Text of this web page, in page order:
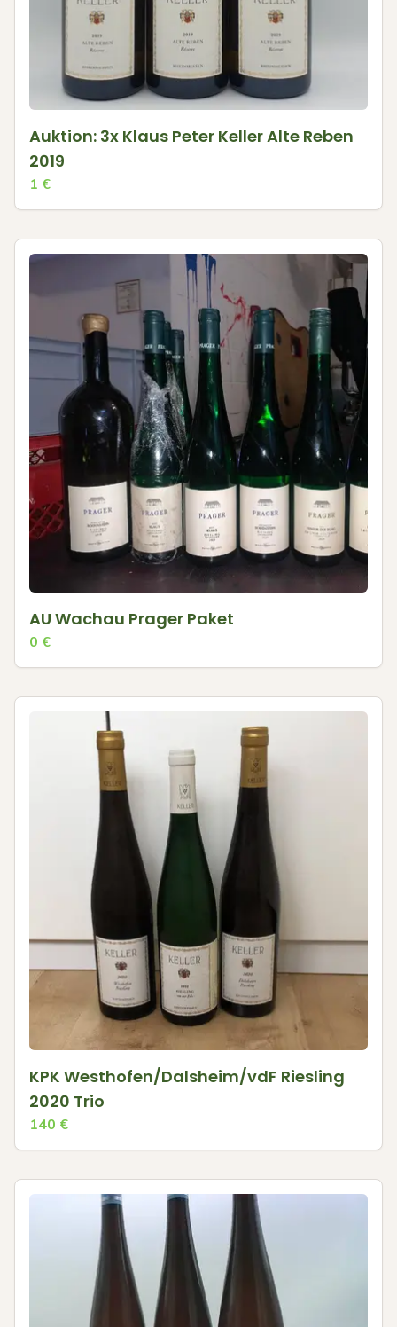
Auktion: 3x Klaus Peter Keller Alte Reben
2019
1 €
AU Wachau Prager Paket
0 €
KPK Westhofen/Dalsheim/vdF Riesling
2020 Trio
140 €